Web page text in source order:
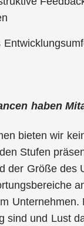
haben
bieten wir
Stufen
der Größe des
sind und Lust